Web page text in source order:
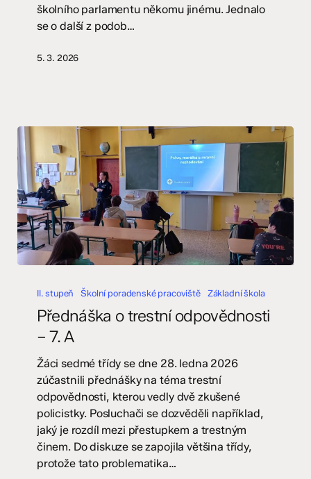
školního parlamentu někomu jinému. Jednalo
se o další z podob…
5. 3. 2026
odpovědnosti
II. stupeň Školní poradenské pracoviště Základní škola
Přednáška o trestní odpovědnosti
– 7. A
Žáci sedmé třídy se dne 28. ledna 2026
zúčastnili přednášky na téma trestní
odpovědnosti, kterou vedly dvě zkušené
policistky. Posluchači se dozvěděli například,
jaký je rozdíl mezi přestupkem a trestným
činem. Do diskuze se zapojila většina třídy,
protože tato problematika…